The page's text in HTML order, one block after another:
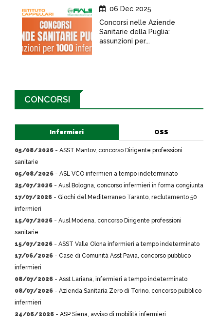
06 Dec 2025
Concorsi nelle Aziende
Sanitarie della Puglia:
assunzioni per...
CONCORSI
Infermieri OSS
05/08/2026 - ASST Mantov, concorso Dirigente professioni
sanitarie
05/08/2026 - ASL VCO infermieri a tempo indeterminato
25/07/2026 - Ausl Bologna, concorso infermieri in forma congiunta
17/07/2026 - Giochi del Mediterraneo Taranto, reclutamento 50
infermieri
15/07/2026 - Ausl Modena, concorso Dirigente professioni
sanitarie
15/07/2026 - ASST Valle Olona infermieri a tempo indeterminato
17/06/2026 - Case di Comunità Asst Pavia, concorso pubblico
infermieri
08/07/2026 - Asst Lariana, infermieri a tempo indeterminato
08/07/2026 - Azienda Sanitaria Zero di Torino, concorso pubblico
infermieri
24/06/2026 - ASP Siena, avviso di mobilità infermieri